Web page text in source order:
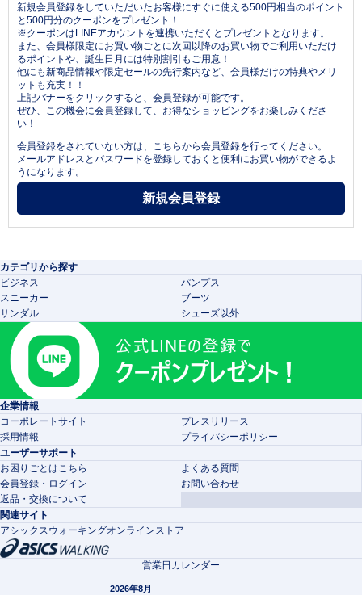
新規会員登録をしていただいたお客様にすぐに使える500円相当のポイント
と500円分のクーポンをプレゼント！
※クーポンはLINEアカウントを連携いただくとプレゼントとなります。
また、会員様限定にお買い物ごとに次回以降のお買い物でご利用いただけ
るポイントや、誕生日月には特別割引もご用意！
他にも新商品情報や限定セールの先行案内など、会員様だけの特典やメリ
ットも充実！！
上記バナーをクリックすると、会員登録が可能です。
ぜひ、この機会に会員登録して、お得なショッピングをお楽しみくださ
い！
会員登録をされていない方は、こちらから会員登録を行ってください。
メールアドレスとパスワードを登録しておくと便利にお買い物ができるよ
うになります。
カテゴリから探す
ビジネス
パンプス
スニーカー
ブーツ
サンダル
シューズ以外
企業情報
コーポレートサイト
プレスリリース
採用情報
プライバシーポリシー
ユーザーサポート
お困りごとはこちら
よくある質問
会員登録・ログイン
お問い合わせ
返品・交換について
関連サイト
アシックスウォーキングオンラインストア
営業日カレンダー
2026年8月